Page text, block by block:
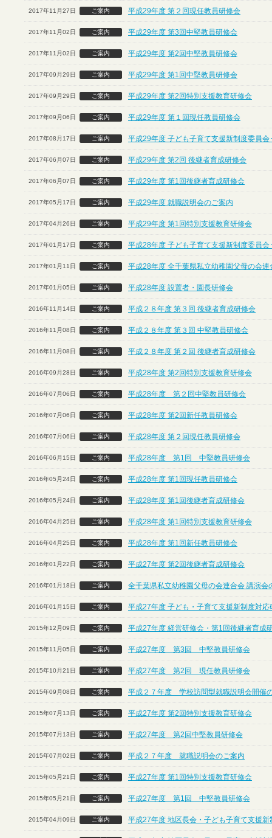
2017年11月27日 ご案内 平成29年度 第２回現任教員研修会
2017年11月02日 ご案内 平成29年度 第3回中堅教員研修会
2017年11月02日 ご案内 平成29年度 第2回中堅教員研修会
2017年09月29日 ご案内 平成29年度 第1回中堅教員研修会
2017年09月29日 ご案内 平成29年度 第2回特別支援教育研修会
2017年09月06日 ご案内 平成29年度 第１回現任教員研修会
2017年08月17日 ご案内 平成29年度 子ども子育て支援新制度委員会
2017年06月07日 ご案内 平成29年度 第2回 後継者育成研修会
2017年06月07日 ご案内 平成29年度 第1回後継者育成研修会
2017年05月17日 ご案内 平成29年度 就職説明会のご案内
2017年04月26日 ご案内 平成29年度 第1回特別支援教育研修会
2017年01月17日 ご案内 平成28年度 子ども子育て支援新制度委員
2017年01月11日 ご案内 平成28年度 全千葉県私立幼稚園父母の会
2017年01月05日 ご案内 平成28年度 設置者・園長研修会
2016年11月14日 ご案内 平成２８年度 第３回 後継者育成研修会
2016年11月08日 ご案内 平成２８年度 第３回 中堅教員研修会
2016年11月08日 ご案内 平成２８年度 第２回 後継者育成研修会
2016年09月28日 ご案内 平成28年度 第2回特別支援教育研修会
2016年07月06日 ご案内 平成28年度 第２回中堅教員研修会
2016年07月06日 ご案内 平成28年度 第2回新任教員研修会
2016年07月06日 ご案内 平成28年度 第２回現任教員研修会
2016年06月15日 ご案内 平成28年度 第1回 中堅教員研修会
2016年05月24日 ご案内 平成28年度 第1回現任教員研修会
2016年05月24日 ご案内 平成28年度 第1回後継者育成研修会
2016年04月25日 ご案内 平成28年度 第1回特別支援教育研修会
2016年04月25日 ご案内 平成28年度 第1回新任教員研修会
2016年01月22日 ご案内 平成27年度 第2回後継者育成研修会
2016年01月18日 ご案内 全千葉県私立幼稚園父母の会連合会 講演会
2016年01月15日 ご案内 平成27年度 子ども・子育て支援新制度対応
2015年12月09日 ご案内 平成27年度 経営研修会・第1回後継者育成
2015年11月05日 ご案内 平成27年度 第3回 中堅教員研修会
2015年10月21日 ご案内 平成27年度 第2回 現任教員研修会
2015年09月08日 ご案内 平成２７年度 学校訪問型就職説明会開催
2015年07月13日 ご案内 平成27年度 第2回特別支援教育研修会
2015年07月13日 ご案内 平成27年度 第2回中堅教員研修会
2015年07月02日 ご案内 平成２７年度 就職説明会のご案内
2015年05月21日 ご案内 平成27年度 第1回特別支援教育研修会
2015年05月21日 ご案内 平成27年度 第1回 中堅教員研修会
2015年04月09日 ご案内 平成27年度 地区長会・子ども子育て支援